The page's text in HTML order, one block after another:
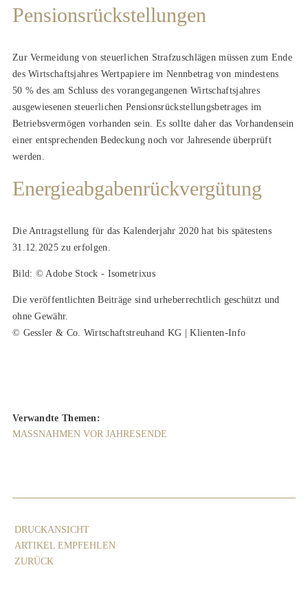
Pensionsrückstellungen
Zur Vermeidung von steuerlichen Strafzuschlägen müssen zum Ende
des Wirtschaftsjahres Wertpapiere im Nennbetrag von mindestens
50 % des am Schluss des vorangegangenen Wirtschaftsjahres
ausgewiesenen steuerlichen Pensionsrückstellungsbetrages im
Betriebsvermögen vorhanden sein. Es sollte daher das Vorhandensein
einer entsprechenden Bedeckung noch vor Jahresende überprüft
werden.
Energieabgabenrückvergütung
Die Antragstellung für das Kalenderjahr 2020 hat bis spätestens
31.12.2025 zu erfolgen.
Bild: © Adobe Stock - Isometrixus
Die veröffentlichten Beiträge sind urheberrechtlich geschützt und
ohne Gewähr.
© Gessler & Co. Wirtschaftstreuhand KG | Klienten-Info
Verwandte Themen:
MASSNAHMEN VOR JAHRESENDE
DRUCKANSICHT
ARTIKEL EMPFEHLEN
ZURÜCK